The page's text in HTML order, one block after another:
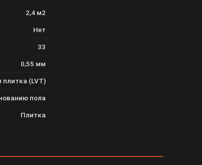
2,4 м2
Нет
33
0,55 мм
(LVT)
пола
Плитка